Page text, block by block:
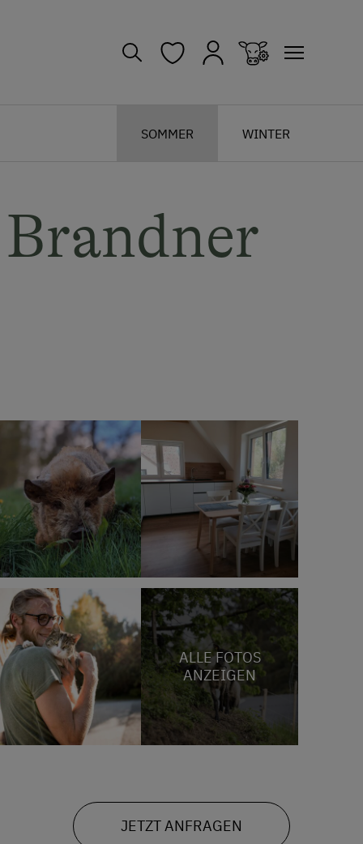
SOMMER WINTER
ALLE FOTOS
ANZEIGEN
JETZT ANFRAGEN